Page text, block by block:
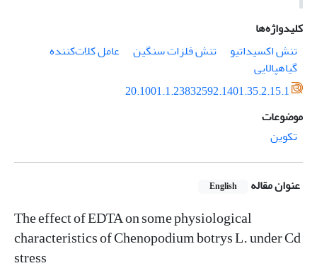
کلیدواژه‌ها
تنش اکسیداتیو
تنش فلزات سنگین
عامل کلات‌کننده
گیاهپالایی
20.1001.1.23832592.1401.35.2.15.1
موضوعات
تکوین
عنوان مقاله English
The effect of EDTA on some physiological
characteristics of Chenopodium botrys L. under Cd
stress